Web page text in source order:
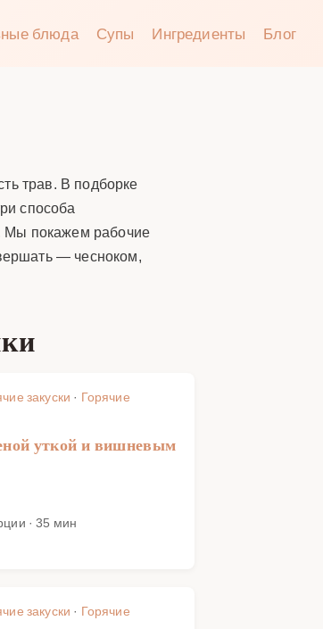
блюда Супы Ингредиенты Блог
трав. В подборке
способа
Мы покажем рабочие
— чесноком,
закуски · Горячие
уткой и вишневым
· 35 мин
закуски · Горячие